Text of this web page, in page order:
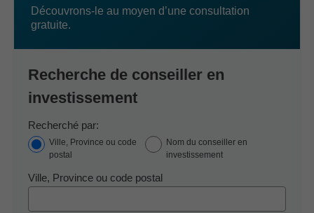
Découvrons-le au moyen d’une consultation
gratuite.
Recherche de conseiller en
investissement
Recherché par:
Ville, Province ou code
postal
Nom du conseiller en
investissement
Ville, Province ou code postal